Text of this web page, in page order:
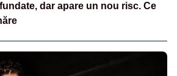
dar apare un nou risc. Ce